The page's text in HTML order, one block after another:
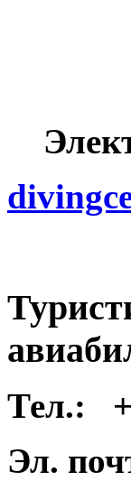
+2
+7
Тел.:
Эл.